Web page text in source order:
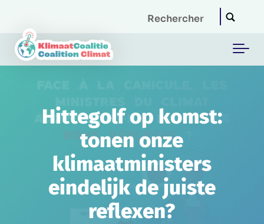
Hittegolf op komst:
tonen onze
klimaatministers
eindelijk de juiste
reflexen?